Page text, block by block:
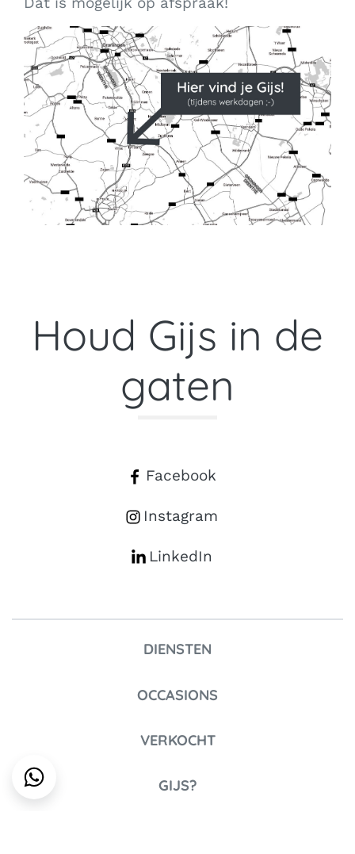
Houd Gijs in de
gaten
Facebook
Instagram
LinkedIn
DIENSTEN
OCCASIONS
VERKOCHT
GIJS?